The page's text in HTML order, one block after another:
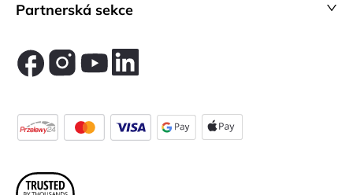
Partnerská sekce